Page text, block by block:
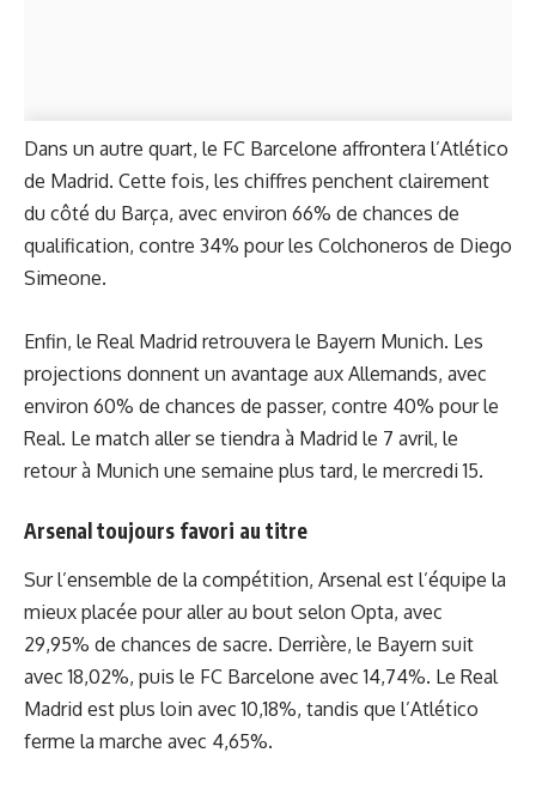
Dans un autre quart, le FC Barcelone affrontera l’Atlético
de Madrid. Cette fois, les chiffres penchent clairement
du côté du Barça, avec environ 66% de chances de
qualification, contre 34% pour les Colchoneros de Diego
Simeone.
Enfin, le Real Madrid retrouvera le Bayern Munich. Les
projections donnent un avantage aux Allemands, avec
environ 60% de chances de passer, contre 40% pour le
Real. Le match aller se tiendra à Madrid le 7 avril, le
retour à Munich une semaine plus tard, le mercredi 15.
Arsenal toujours favori au titre
Sur l’ensemble de la compétition, Arsenal est l’équipe la
mieux placée pour aller au bout selon Opta, avec
29,95% de chances de sacre. Derrière, le Bayern suit
avec 18,02%, puis le FC Barcelone avec 14,74%. Le Real
Madrid est plus loin avec 10,18%, tandis que l’Atlético
ferme la marche avec 4,65%.